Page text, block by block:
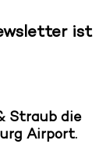
ist
Straub die
Airport.